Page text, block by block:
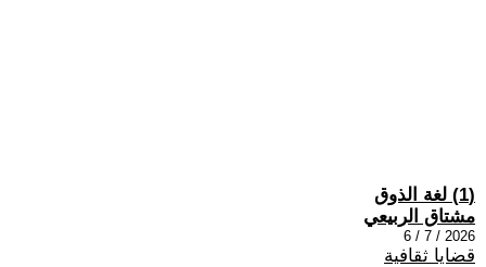
(1) لغة الذوق
مشتاق الربيعي
2026 / 7 / 6
قضايا ثقافية